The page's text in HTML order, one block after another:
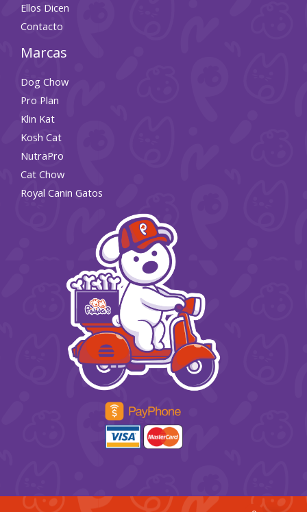
Ellos Dicen
Contacto
Marcas
Dog Chow
Pro Plan
Klin Kat
Kosh Cat
NutraPro
Cat Chow
Royal Canin Gatos